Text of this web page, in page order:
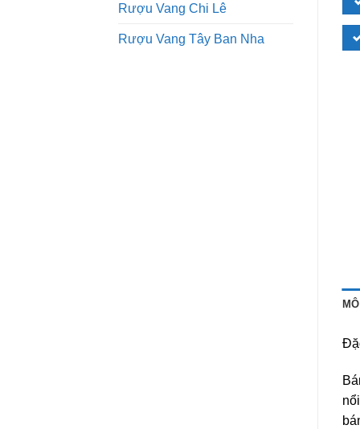
Rượu Vang Chi Lê
Rượu Vang Tây Ban Nha